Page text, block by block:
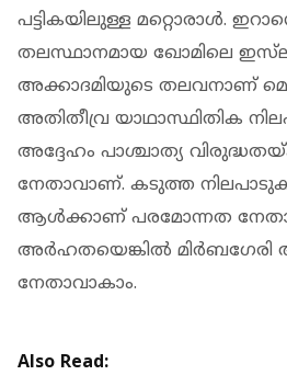
പട്ടികയിലുള്ള മറ്റൊരാൾ.
തലസ്ഥാനമായ ഖോമിലെ
അക്കാദമിയുടെ തലവനാണ്
അതിതീവ്ര യാഥാസ്ഥിതിക
അദ്ദേഹം പാശ്ചാത്യ
നേതാവാണ്. കടുത്ത
ആള്‍ക്കാണ് പരമോന്നത
അര്‍ഹതയെങ്കില്‍
നേതാവാകാം.
Also Read: